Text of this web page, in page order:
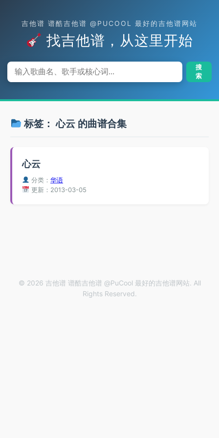
吉他谱 谱酷吉他谱 @PUCOOL 最好的吉他谱网站
找吉他谱，从这里开始
搜
索
标签：心云的曲谱合集
心云
分类：华语
更新：2013-03-05
© 2026 吉他谱 谱酷吉他谱 @PuCool 最好的吉他谱网站. All
Rights Reserved.